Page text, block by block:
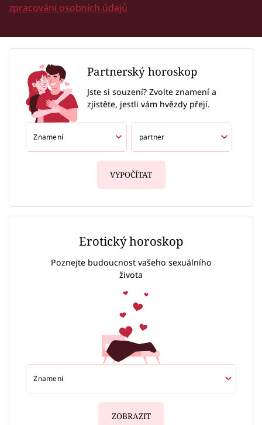
zpracování osobních údajů
Partnerský horoskop
Jste si souzení? Zvolte znamení a
zjistěte, jestli vám hvězdy přejí.
VYPOČÍTAT
Erotický horoskop
Poznejte budoucnost vašeho sexuálního
života
ZOBRAZIT